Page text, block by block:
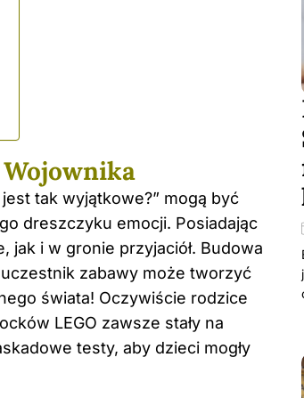
Wojownika
tak wyjątkowe?” mogą być
dreszczyku emocji. Posiadając
jak i w gronie przyjaciół. Budowa
zabawy może tworzyć
świata! Oczywiście rodzice
LEGO zawsze stały na
testy, aby dzieci mogły